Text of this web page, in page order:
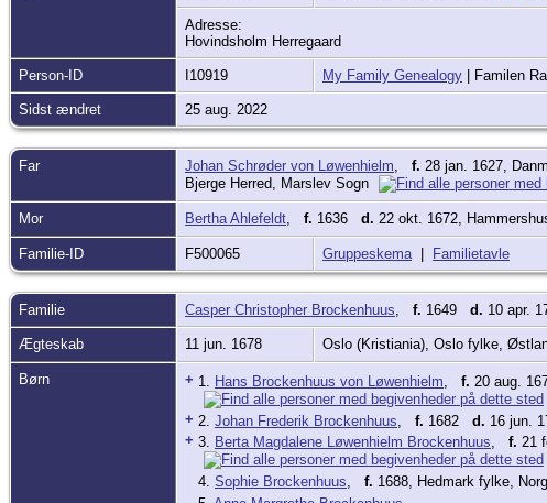
Adresse:
Hovindsholm Herregaard
Person-ID I10919 My Family Genealogy | Familen
Sidst ændret 25 aug. 2022
Far Johan Schrøder von Løwenhielm, f. 28 jan. 1627,
Bjerge Herred, Marslev Sogn
Mor Bertha Ahlefeldt, f. 1636 d. 22 okt. 1672,
Familie-ID F500065 Gruppeskema| Familietavle
Familie Casper Christopher Brockenhuus, f. 1649 d. 10 apr.
Ægteskab 11 jun. 1678 Oslo (Kristiania), Oslo fylke,
Børn + 1. Hans Brockenhuus von Løwenhielm, f. 20 aug.
+ 2. Johan Frederik Brockenhuus, f. 1682 d. 16 jun.
+ 3. Berta Magdalene Løwenhielm Brockenhuus, f. 21
4. Sophie Brockenhuus, f. 1688, Hedmark fylke,